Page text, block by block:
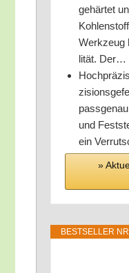
gehär­tet
Werk­zeug
li­tät. Der…
und
ein
»
BEST­SEL­LER